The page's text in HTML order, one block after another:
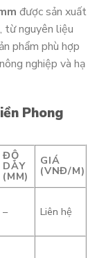
được sản xuất
từ nguyên liệu
phẩm phù hợp
nghiệp và hạ
Phong
ĐỘ
DÀY
(MM)
GIÁ
(VNĐ/M)
– Liên hệ